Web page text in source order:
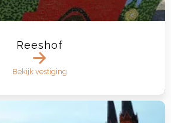
Reeshof
Bekijk vestiging